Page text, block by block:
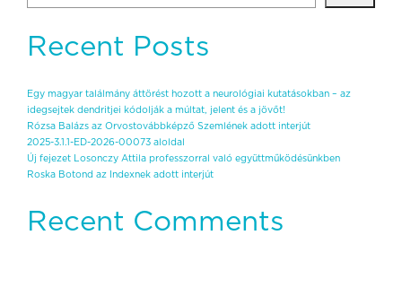
Recent Posts
Egy magyar találmány áttörést hozott a neurológiai kutatásokban – az
idegsejtek dendritjei kódolják a múltat, jelent és a jövőt!
Rózsa Balázs az Orvostovábbképző Szemlének adott interjút
2025-3.1.1-ED-2026-00073 aloldal
Új fejezet Losonczy Attila professzorral való együttműködésünkben
Roska Botond az Indexnek adott interjút
Recent Comments